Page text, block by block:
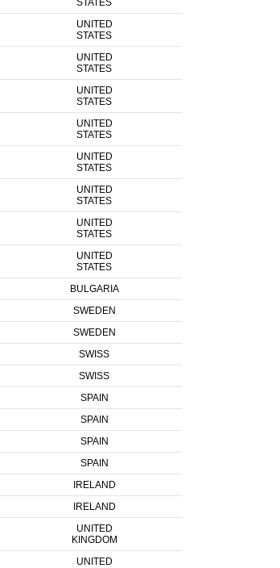
STATES
UNITED
STATES
UNITED
STATES
UNITED
STATES
UNITED
STATES
UNITED
STATES
UNITED
STATES
UNITED
STATES
UNITED
STATES
BULGARIA
SWEDEN
SWEDEN
SWISS
SWISS
SPAIN
SPAIN
SPAIN
SPAIN
IRELAND
IRELAND
UNITED
KINGDOM
UNITED